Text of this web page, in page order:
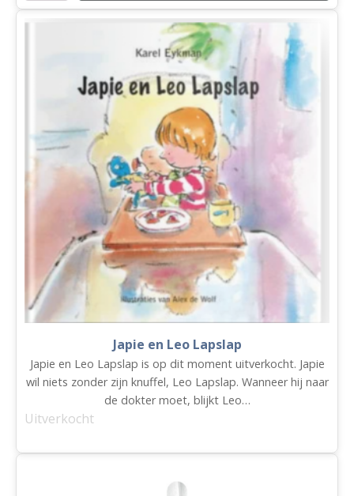
aantal
Japie en Leo Lapslap
Japie en Leo Lapslap is op dit moment uitverkocht. Japie
wil niets zonder zijn knuffel, Leo Lapslap. Wanneer hij naar
de dokter moet, blijkt Leo…
Uitverkocht